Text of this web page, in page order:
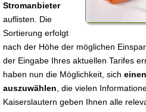
Stromanbieter
auflisten. Die
Sortierung erfolgt
nach der Höhe der möglichen
der Eingabe Ihres aktuellen Tarifes
haben nun die Möglichkeit, sich
auszuwählen , die vielen
Kaiserslautern geben Ihnen alle